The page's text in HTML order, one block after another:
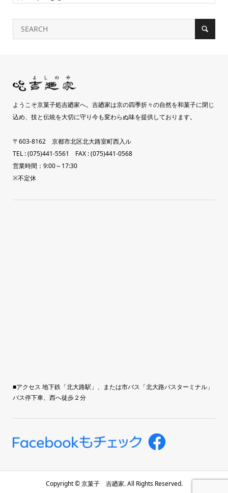
ようこそ京菓子処吉廼家へ。吉廼家は京の四季折々の自然を和菓子に閉じ
込め、技と伝統を大切に守り今も変わらぬ味を提供しております。
〒603-8162 京都市北区北大路室町西入ル
TEL : (075)441-5561 FAX : (075)441-0568
営業時間：9:00～17:30
※不定休
■アクセス 地下鉄「北大路駅」、または市バス「北大路バスターミナル」
バス停下車、西へ徒歩２分
Copyright ©京菓子 吉廼家. All Rights Reserved.